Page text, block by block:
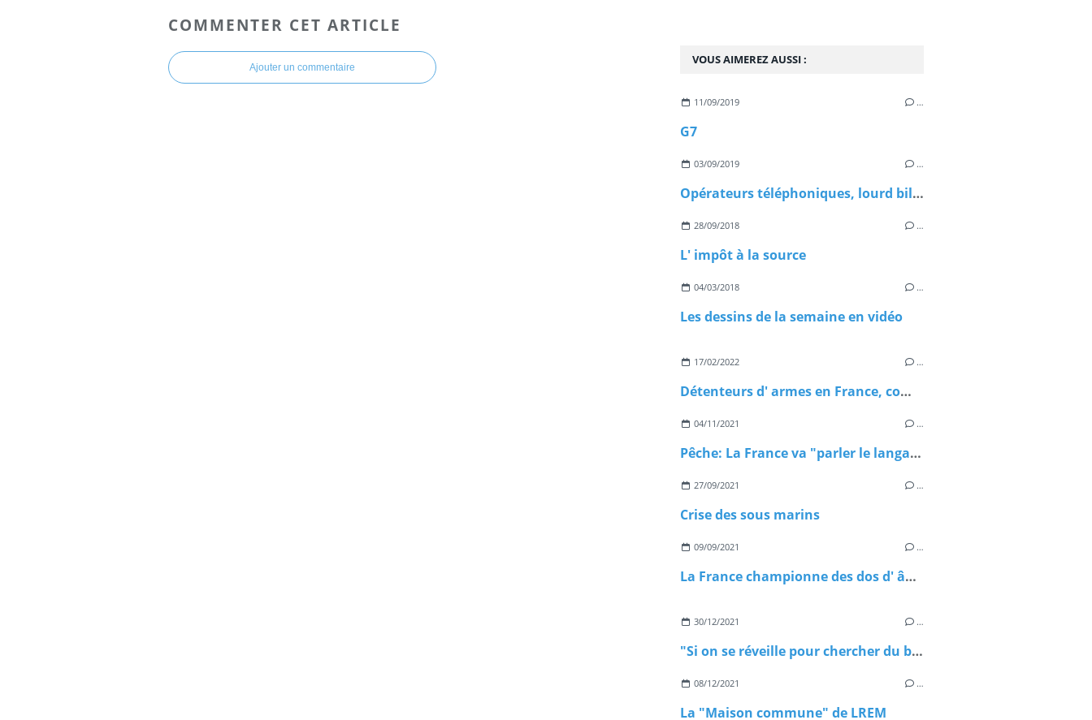
COMMENTER CET ARTICLE
Ajouter un commentaire
VOUS AIMEREZ AUSSI :
11/09/2019 …
G7
03/09/2019 …
Opérateurs téléphoniques, lourd bilan de la répression des fraudes
28/09/2018 …
L' impôt à la source
04/03/2018 …
Les dessins de la semaine en vidéo
17/02/2022 …
Détenteurs d' armes en France, comment déclarer votre arme à feu?
04/11/2021 …
Pêche: La France va "parler le langage de la force" avec le Royaume-Uni
27/09/2021 …
Crise des sous marins
09/09/2021 …
La France championne des dos d' ânes
30/12/2021 …
"Si on se réveille pour chercher du boulot, on trouve!"
08/12/2021 …
La "Maison commune" de LREM